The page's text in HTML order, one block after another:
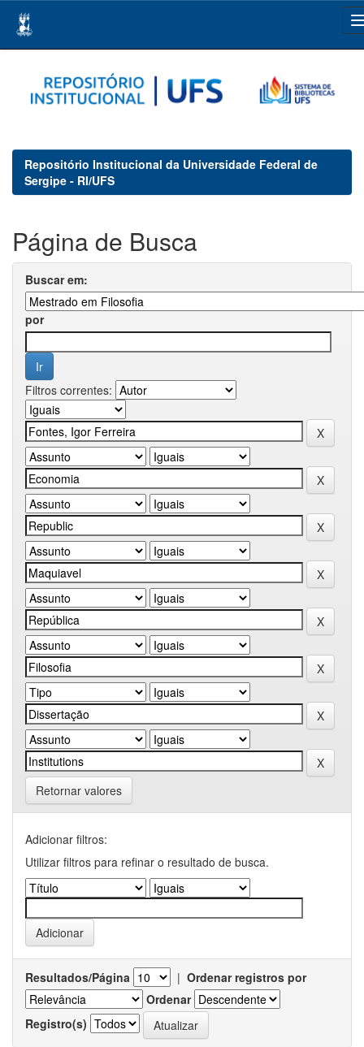
navigation
Repositório Institucional da Universidade Federal de
Sergipe - RI/UFS
Página de Busca
Buscar em:
por
Filtros correntes:
Retornar valores
Adicionar filtros:
Utilizar filtros para refinar o resultado de busca.
Resultados/Página | Ordenar registros por
Ordenar
Registro(s)